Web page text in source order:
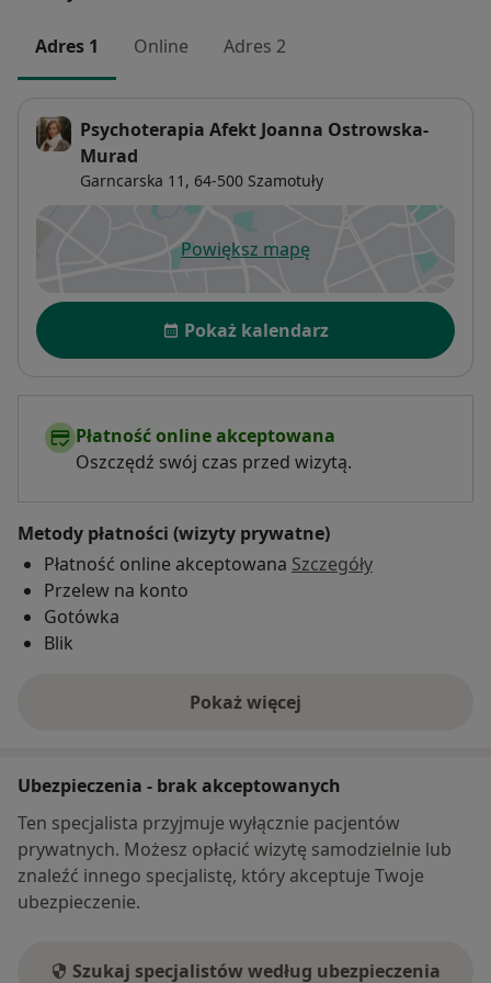
Moją pracę systematycznie poddaję superwizji.
Adres 1 Online Adres 2
Psychoterapia Afekt Joanna Ostrowska-
Murad
Garncarska 11, 64-500 Szamotuły
Powiększ mapęotwiera się w nowej karcie
Dostępność
Pokaż kalendarz
Płatność online akceptowana
Oszczędź swój czas przed wizytą.
Metody płatności (wizyty prywatne)
Płatność online akceptowana Szczegóły
Przelew na konto
Gotówka
Blik
Pokaż więcej
o adresie
Ubezpieczenia - brak akceptowanych
Ten specjalista przyjmuje wyłącznie pacjentów
prywatnych. Możesz opłacić wizytę samodzielnie lub
znaleźć innego specjalistę, który akceptuje Twoje
ubezpieczenie.
Szukaj specjalistów według ubezpieczenia